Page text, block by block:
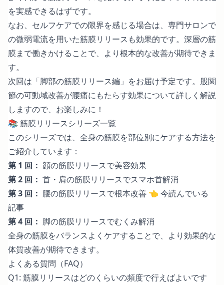
を実感できるはずです。
なお、セルフケアでの限界を感じる場合は、専門サロンで
の微弱電流を用いた筋膜リリースも効果的です。深層の筋
膜まで働きかけることで、より根本的な改善が期待できま
す。
次回は「脚部の筋膜リリース編」をお届け予定です。股関
節の可動域改善が腰痛にもたらす効果について詳しく解説
しますので、お楽しみに！
📚 筋膜リリースシリーズ一覧
このシリーズでは、全身の筋膜を部位別にケアする方法を
ご紹介しています：
第 1 回： 顔の筋膜リリースで美容効果
第 2 回： 首・肩の筋膜リリースでスマホ首解消
第 3 回： 腰の筋膜リリースで根本改善 👈 今読んでいる
記事
第 4 回： 脚の筋膜リリースでむくみ解消
全身の筋膜をバランスよくケアすることで、より効果的な
体質改善が期待できます。
よくある質問（FAQ）
Q1: 筋膜リリースはどのくらいの頻度で行えばよいです